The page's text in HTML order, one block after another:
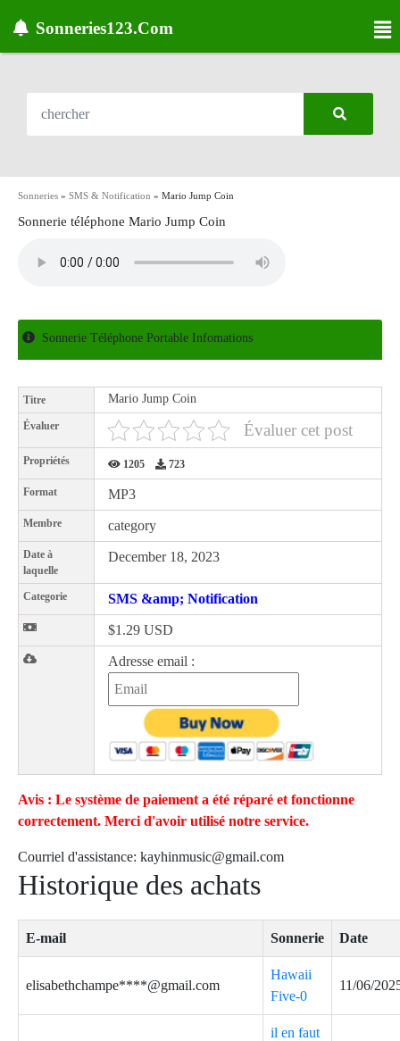
Sonneries123.Com
Sonneries » SMS & Notification » Mario Jump Coin
Sonnerie téléphone Mario Jump Coin
Sonnerie Téléphone Portable Infomations
Titre Mario Jump Coin
Évaluer Évaluer cet post
Propriétés 1205 723
Format MP3
Membre category
Date à
laquelle
December 18, 2023
Categorie SMS &amp; Notification
$1.29 USD
Adresse email :
Avis : Le système de paiement a été réparé et fonctionne
correctement. Merci d'avoir utilisé notre service.
Courriel d'assistance: kayhinmusic@gmail.com
Historique des achats
E-mail Sonnerie Date
elisabethchampe****@gmail.com
Hawaii
Five-0
11/06/
il en faut